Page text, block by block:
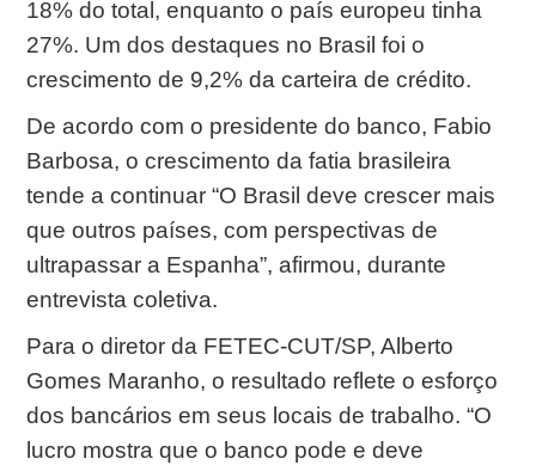
18% do total, enquanto o país europeu tinha
27%. Um dos destaques no Brasil foi o
crescimento de 9,2% da carteira de crédito.
De acordo com o presidente do banco, Fabio
Barbosa, o crescimento da fatia brasileira
tende a continuar “O Brasil deve crescer mais
que outros países, com perspectivas de
ultrapassar a Espanha”, afirmou, durante
entrevista coletiva.
Para o diretor da FETEC-CUT/SP, Alberto
Gomes Maranho, o resultado reflete o esforço
dos bancários em seus locais de trabalho. “O
lucro mostra que o banco pode e deve